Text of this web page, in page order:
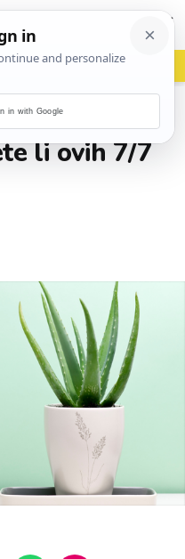
vrh! woot?!
li ovih 7/7
in with Google